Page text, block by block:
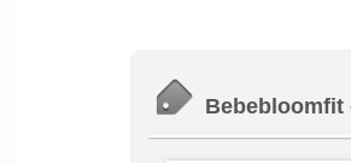
Bebebloomfit